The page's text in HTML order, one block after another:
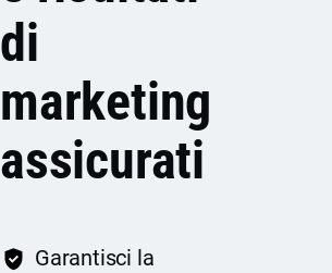
di
marketing
assicurati
Garantisci la